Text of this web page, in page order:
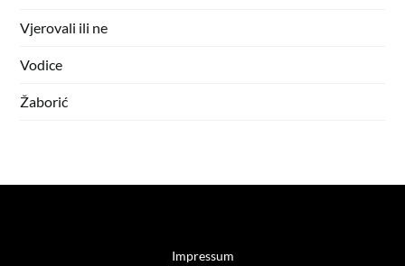
Vjerovali ili ne
Vodice
Žaborić
Impressum